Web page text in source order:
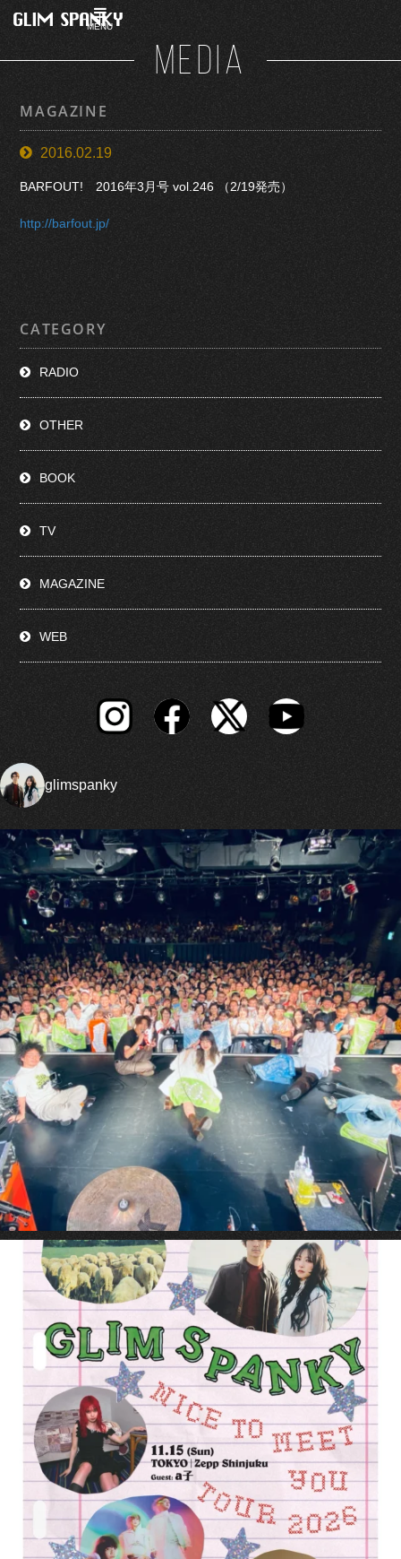
MENU
MEDIA
MAGAZINE
2016.02.19
BARFOUT! 2016年3月号 vol.246 （2/19発売）
http://barfout.jp/
CATEGORY
RADIO
OTHER
BOOK
TV
MAGAZINE
WEB
glimspanky